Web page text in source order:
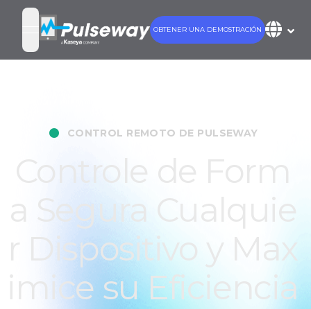
open navigation menu
OBTENER UNA DEMOSTRACIÓN
• CONTROL REMOTO DE PULSEWAY
r Dispositivo y Max
imice su Eficiencia